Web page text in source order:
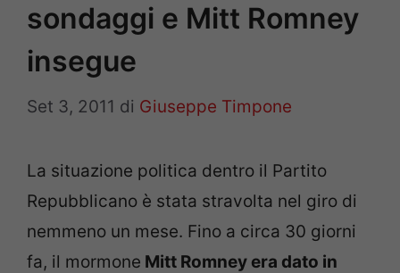
sondaggi e Mitt Romney
insegue
Set 3, 2011 di Giuseppe Timpone
La situazione politica dentro il Partito
Repubblicano è stata stravolta nel giro di
nemmeno un mese. Fino a circa 30 giorni
fa, il mormone Mitt Romney era dato in